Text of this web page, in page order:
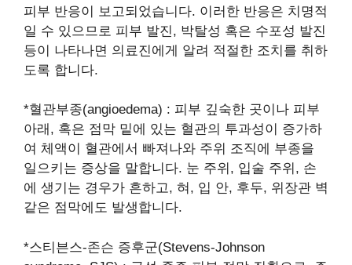
피부 반응이 보고되었습니다. 이러한 반응은 치명적
일 수 있으므로 피부 발진, 박탈성 혹은 수포성 발진
등이 나타나면 의료진에게 알려 적절한 조치를 취하
도록 합니다.
*혈관부종(angioedema) : 피부 깊숙한 곳이나 피부
아래, 혹은 점막 밑에 있는 혈관의 투과성이 증가하
여 체액이 혈관에서 빠져나와 주위 조직에 부종을
일으키는 증상을 말합니다. 눈 주위, 입술 주위, 손
에 생기는 경우가 흔하고, 혀, 입 안, 후두, 위장관 벽
같은 점막에도 발생합니다.
*스티븐스-존슨 증후군(Stevens-Johnson